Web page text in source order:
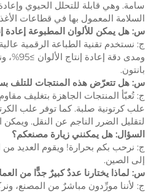
سامة. وهي قابلة للتحلل الحيوي وإعادة
السلامة المعمول بها في قطاعات
س: هل يمكن للألوان المطبوعة إعادة
ج: نستخدم تقنية الطباعة الرقمية
ومدى دقة
بانتون.
س: هل تتعرّض هذه المنتجات للتلف
ج: تُعبّأ المنتجات الجاهزة بتغليف
علب كرتونية صلبة. كما توفر علب
لتقليل الضرر الناجم عن النقل.
السؤال: هل يمكنني زيارة مصنعكم؟
ج: نرحب بكم بحرارة! ويقوم العديد من
إلى الصين.
س: لماذا يختارنا عددٌ كبيرٌ جدًّا من
ج: لأننا مورِّدون مباشرٌ من المصنع،